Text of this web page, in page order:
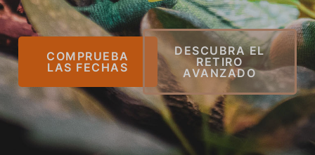
COMPRUEBA
LAS FECHAS
DESCUBRA EL
RETIRO
AVANZADO